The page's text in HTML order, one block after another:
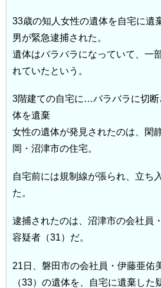
33歳の知人女性の遺体を自宅に遺
男が緊急逮捕された。
遺体はバラバラになっていて、一
れていたという。
3階建ての自宅に…バラバラに切断
体を遺棄
女性の遺体が発見されたのは、閑
岡・沼津市の住宅。
自宅前には規制線が張られ、立ち
た。
逮捕されたのは、沼津市の会社員
容疑者（31）だ。
21日、磐田市の会社員・伊藤亜佑
（33）の遺体を、自宅に遺棄した